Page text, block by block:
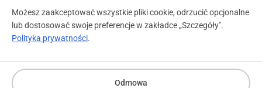
Wzrosty zaczynają się wiosną!
19 marca 2014
Możesz zaakceptować wszystkie pliki cookie, odrzucić opcjonalne
lub dostosować swoje preferencje w zakładce „Szczegóły".
Polityka prywatności.
Odmowa